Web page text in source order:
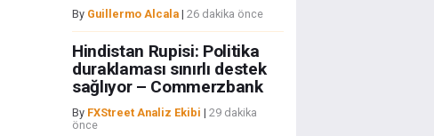
By Guillermo Alcala| 26 dakika önce
Hindistan Rupisi: Politika
duraklaması sınırlı destek
sağlıyor – Commerzbank
By FXStreet Analiz Ekibi | 29 dakika
önce